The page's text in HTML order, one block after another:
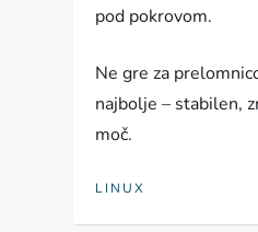
pod pokrovom.
Ne gre za
najbolje – stabilen,
moč.
LINUX